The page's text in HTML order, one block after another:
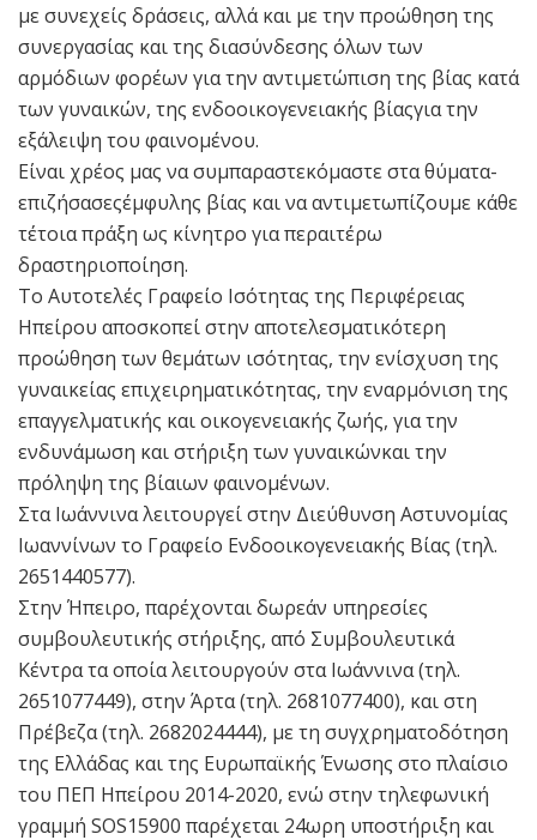
με συνεχείς δράσεις, αλλά και με την προώθηση της
συνεργασίας και της διασύνδεσης όλων των
αρμόδιων φορέων για την αντιμετώπιση της βίας κατά
των γυναικών, της ενδοοικογενειακής βίαςγια την
εξάλειψη του φαινομένου.
Είναι χρέος μας να συμπαραστεκόμαστε στα θύματα-
επιζήσασεςέμφυλης βίας και να αντιμετωπίζουμε κάθε
τέτοια πράξη ως κίνητρο για περαιτέρω
δραστηριοποίηση.
Το Αυτοτελές Γραφείο Ισότητας της Περιφέρειας
Ηπείρου αποσκοπεί στην αποτελεσματικότερη
προώθηση των θεμάτων ισότητας, την ενίσχυση της
γυναικείας επιχειρηματικότητας, την εναρμόνιση της
επαγγελματικής και οικογενειακής ζωής, για την
ενδυνάμωση και στήριξη των γυναικώνκαι την
πρόληψη της βίαιων φαινομένων.
Στα Ιωάννινα λειτουργεί στην Διεύθυνση Αστυνομίας
Ιωαννίνων το Γραφείο Ενδοοικογενειακής Βίας (τηλ.
2651440577).
Στην Ήπειρο, παρέχονται δωρεάν υπηρεσίες
συμβουλευτικής στήριξης, από Συμβουλευτικά
Κέντρα τα οποία λειτουργούν στα Ιωάννινα (τηλ.
2651077449), στην Άρτα (τηλ. 2681077400), και στη
Πρέβεζα (τηλ. 2682024444), με τη συγχρηματοδότηση
της Ελλάδας και της Ευρωπαϊκής Ένωσης στο πλαίσιο
του ΠΕΠ Ηπείρου 2014-2020, ενώ στην τηλεφωνική
γραμμή SOS15900 παρέχεται 24ωρη υποστήριξη και